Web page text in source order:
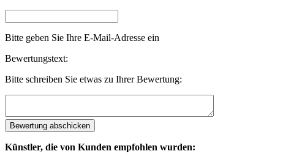
Bitte geben Sie Ihre E-Mail-Adresse ein
Bewertungstext:
Bitte schreiben Sie etwas zu Ihrer Bewertung:
Künstler, die von Kunden empfohlen wurden: